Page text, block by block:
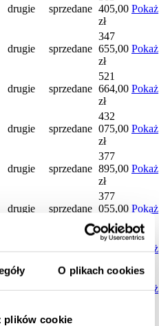
O plikach cookies
plików cookie
drugie sprzedane 405,00
zł
Pokaż
drugie sprzedane
347
655,00
zł
Pokaż
drugie sprzedane
521
664,00
zł
Pokaż
drugie sprzedane
432
075,00
zł
Pokaż
drugie sprzedane
377
895,00
zł
Pokaż
drugie sprzedane
377
055,00 Pokaż
598
Pokaż
drugie sprzedane
361
305,00 Pokaż